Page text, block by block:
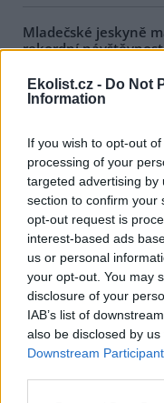
Ekolist.cz - Do Not
Information
If you wish to opt-out
processing of your
targeted advertising by
section to confirm your
opt-out request is
interest-based ads
us or personal
your opt-out. You may
disclosure of your
IAB’s list of
also be disclosed by
Downstream
Mladečské jeskyně
rekordní návštěvnost
dočasnou úlevu od
povrchu teplota kvůli
hranici 30 stupňů Celsia,
Mladečských jeskyní se
Celsia. Lidé proto při
Zubří stádo v
mláďata, už dovádí
1.8.2026 17:28 |